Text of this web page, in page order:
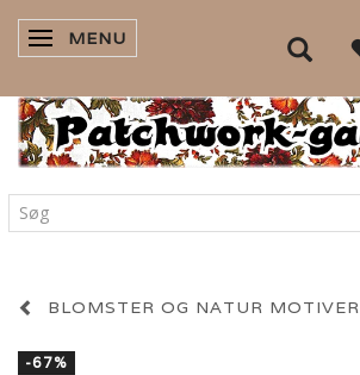
SKIFTE NAVIGATION
MENU
BLOMSTER OG NATUR MOTIVER
-67%